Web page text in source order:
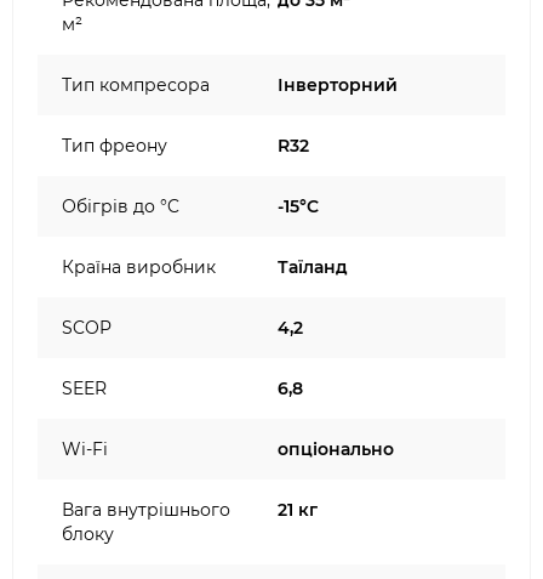
м²
Тип компресора Інверторний
Тип фреону R32
Обігрів до °C -15°C
Країна виробник Таїланд
SCOP 4,2
SEER 6,8
Wi-Fi опціонально
Вага внутрішнього
блоку
21 кг